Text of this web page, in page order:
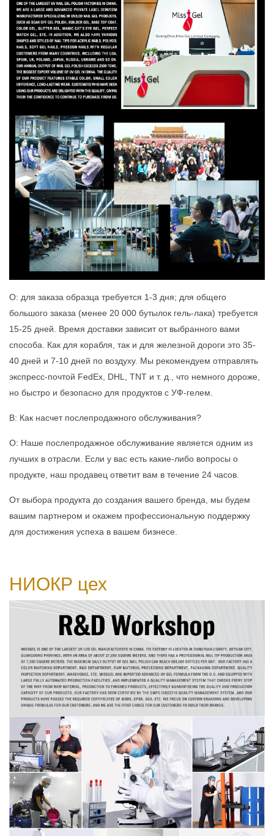
О: для заказа образца требуется 1-3 дня; для общего
большого заказа (менее 20 000 бутылок гель-лака) требуется
15-25 дней. Время доставки зависит от выбранного вами
способа. Как для корабля, так и для железной дороги это 35-
40 дней и 7-10 дней по воздуху. Мы рекомендуем отправлять
экспресс-почтой FedEx, DHL, TNT и т. д., что немного дороже,
но быстро и безопасно для продуктов с УФ-гелем.
В: Как насчет послепродажного обслуживания?
О: Наше послепродажное обслуживание является одним из
лучших в отрасли. Если у вас есть какие-либо вопросы о
продукте, наш продавец ответит вам в течение 24 часов.
От выбора продукта до создания вашего бренда, мы будем
вашим партнером и окажем профессиональную поддержку
для достижения успеха в вашем бизнесе.
НИОКР цех